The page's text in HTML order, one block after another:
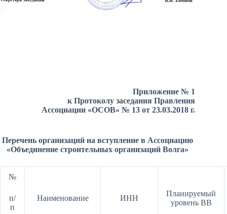
Приложение № 1
к Протоколу заседания Правления
Ассоциации «ОСОВ» № 13 от 23.03.2018 г.
Перечень организаций на вступление в Ассоциацию
«Объединение строительных организаций Волга»
№
п/
п
Наименование ИНН
Планируемый
уровень ВВ